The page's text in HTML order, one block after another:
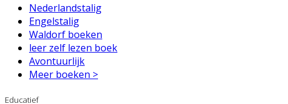
Nederlandstalig
Engelstalig
Waldorf boeken
leer zelf lezen boek
Avontuurlijk
Meer boeken >
Educatief